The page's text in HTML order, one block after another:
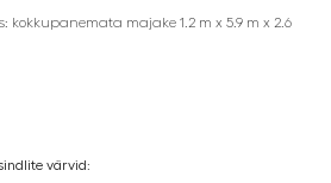
kokkupanemata majake 1.2 m x 5.9 m x 2.6
värvid: